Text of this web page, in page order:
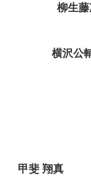
柳生
横沢公
甲斐 翔真